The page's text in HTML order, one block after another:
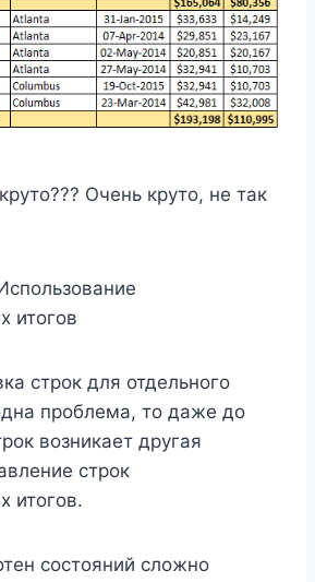
Очень круто, не так
итогов
строк для отдельного
проблема, то даже до
возникает другая
строк
итогов.
состояний сложно